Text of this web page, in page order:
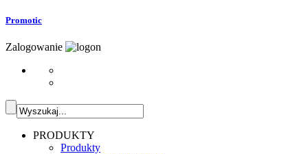
Promotic
Zalogowanie
PRODUKTY
Produkty